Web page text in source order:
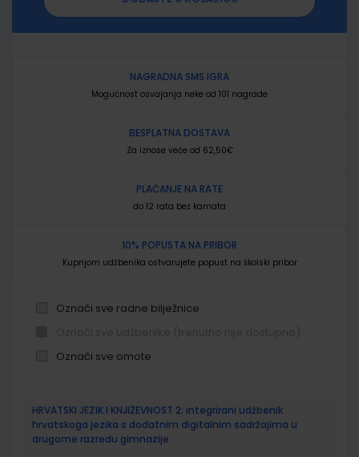
NAGRADNA SMS IGRA
Mogućnost osvajanja neke od 101 nagrade
BESPLATNA DOSTAVA
Za iznose veće od 62,50€
PLAĆANJE NA RATE
do 12 rata bez kamata
10% POPUSTA NA PRIBOR
Kupnjom udžbenika ostvarujete popust na školski pribor
Označi sve radne bilježnice
Označi sve omote
proizvodi
HRVATSKI JEZIK I KNJIŽEVNOST 2; integrirani udžbenik
hrvatskoga jezika s dodatnim digitalnim sadržajima u
drugome razredu gimnazije